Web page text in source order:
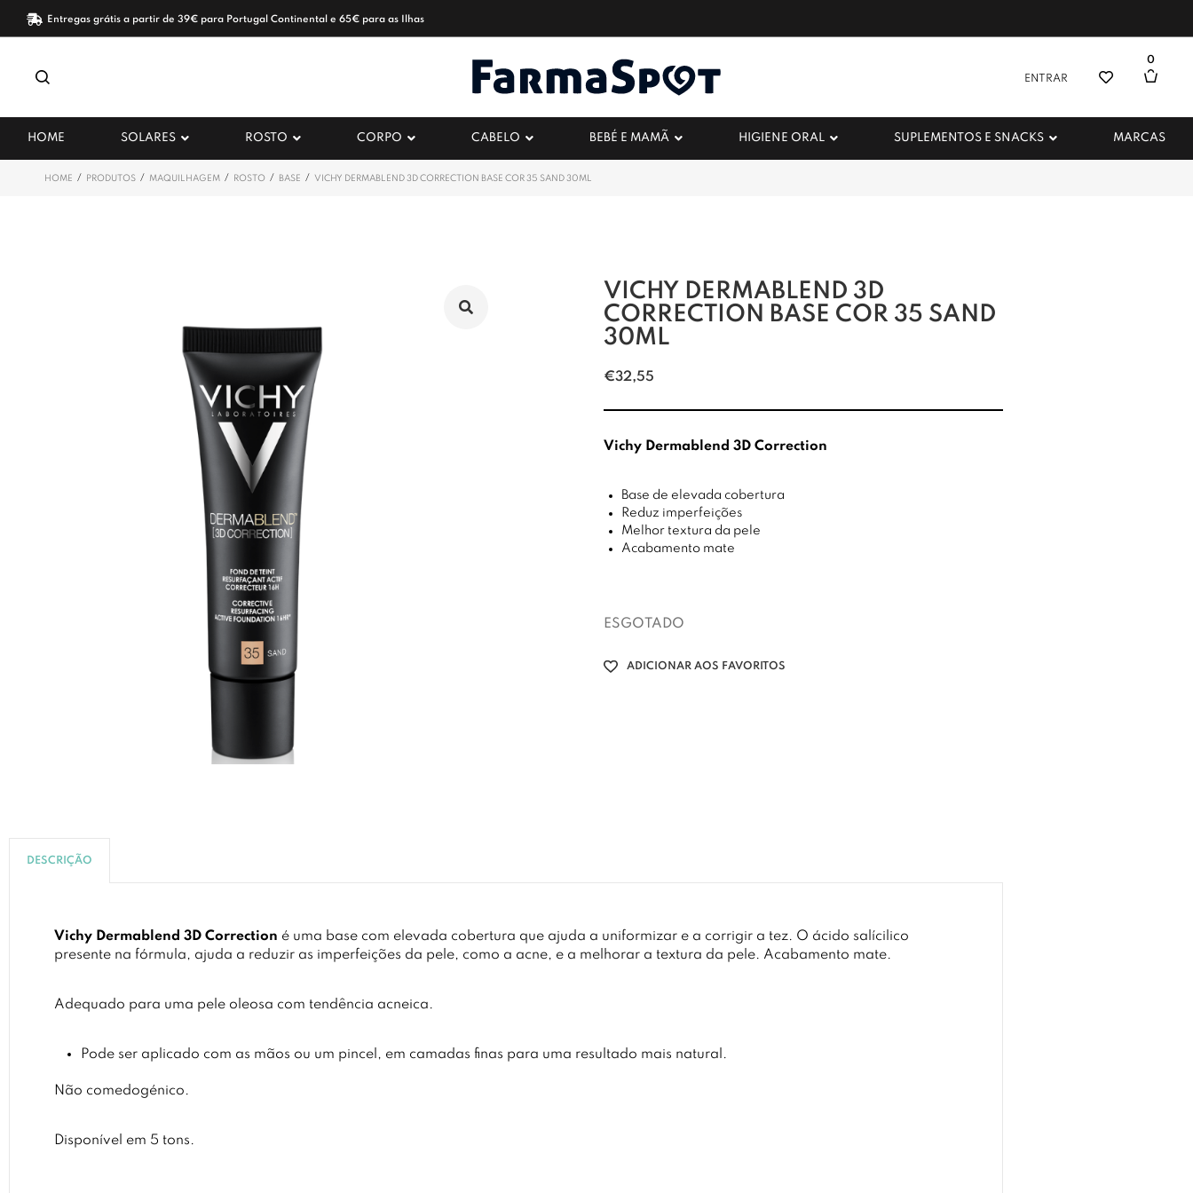
Entregas grátis a partir de 39€ para Portugal Continental e 65€ para as Ilhas
ENTRAR
0
HOME SOLARES ROSTO CORPO CABELO BEBÉ E MAMÃ HIGIENE ORAL SUPLEMENTOS E SNACKS MARCAS
HOME / PRODUTOS / MAQUILHAGEM / ROSTO / BASE / VICHY DERMABLEND 3D CORRECTION BASE COR 35 SAND 30ML
VICHY DERMABLEND 3D
CORRECTION BASE COR 35 SAND
30ML
€32,55
Vichy Dermablend 3D Correction
Base de elevada cobertura
Reduz imperfeições
Melhor textura da pele
Acabamento mate
ESGOTADO
ADICIONAR AOS FAVORITOS
DESCRIÇÃO
Vichy Dermablend 3D Correction é uma base com elevada cobertura que ajuda a uniformizar e a corrigir a tez. O ácido salícilico
presente na fórmula, ajuda a reduzir as imperfeições da pele, como a acne, e a melhorar a textura da pele. Acabamento mate.
Adequado para uma pele oleosa com tendência acneica.
Pode ser aplicado com as mãos ou um pincel, em camadas finas para uma resultado mais natural.
Não comedogénico.
Disponível em 5 tons.